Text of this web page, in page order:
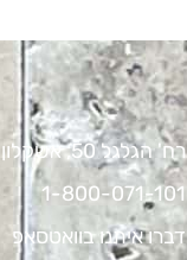
רח' הגלגל 50, אשקלון
1-800-071-101
דברו איתנו בוואטסאפ